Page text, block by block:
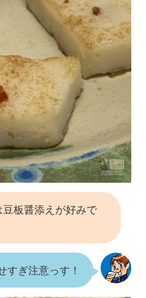
豆板醤添えが好みで
すぎ注意っす！